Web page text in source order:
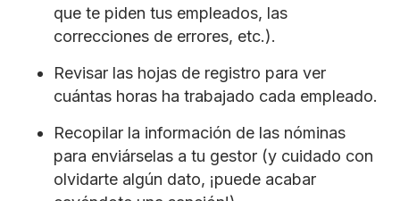
que te piden tus empleados, las
correcciones de errores, etc.).
Revisar las hojas de registro para ver
cuántas horas ha trabajado cada empleado.
Recopilar la información de las nóminas
para enviárselas a tu gestor (y cuidado con
olvidarte algún dato, ¡puede acabar